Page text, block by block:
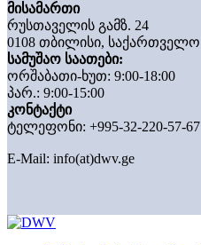
მისამართი
რუსთაველის გამზ. 24
0108 თბილისი, საქართველო
სამუშაო საათები:
ორშაბათი-ხუთ: 9:00-18:00
პარ.: 9:00-15:00
კონტაქტი
ტელეფონი: +995-32-220-57-67
E-Mail: info(at)dwv.ge